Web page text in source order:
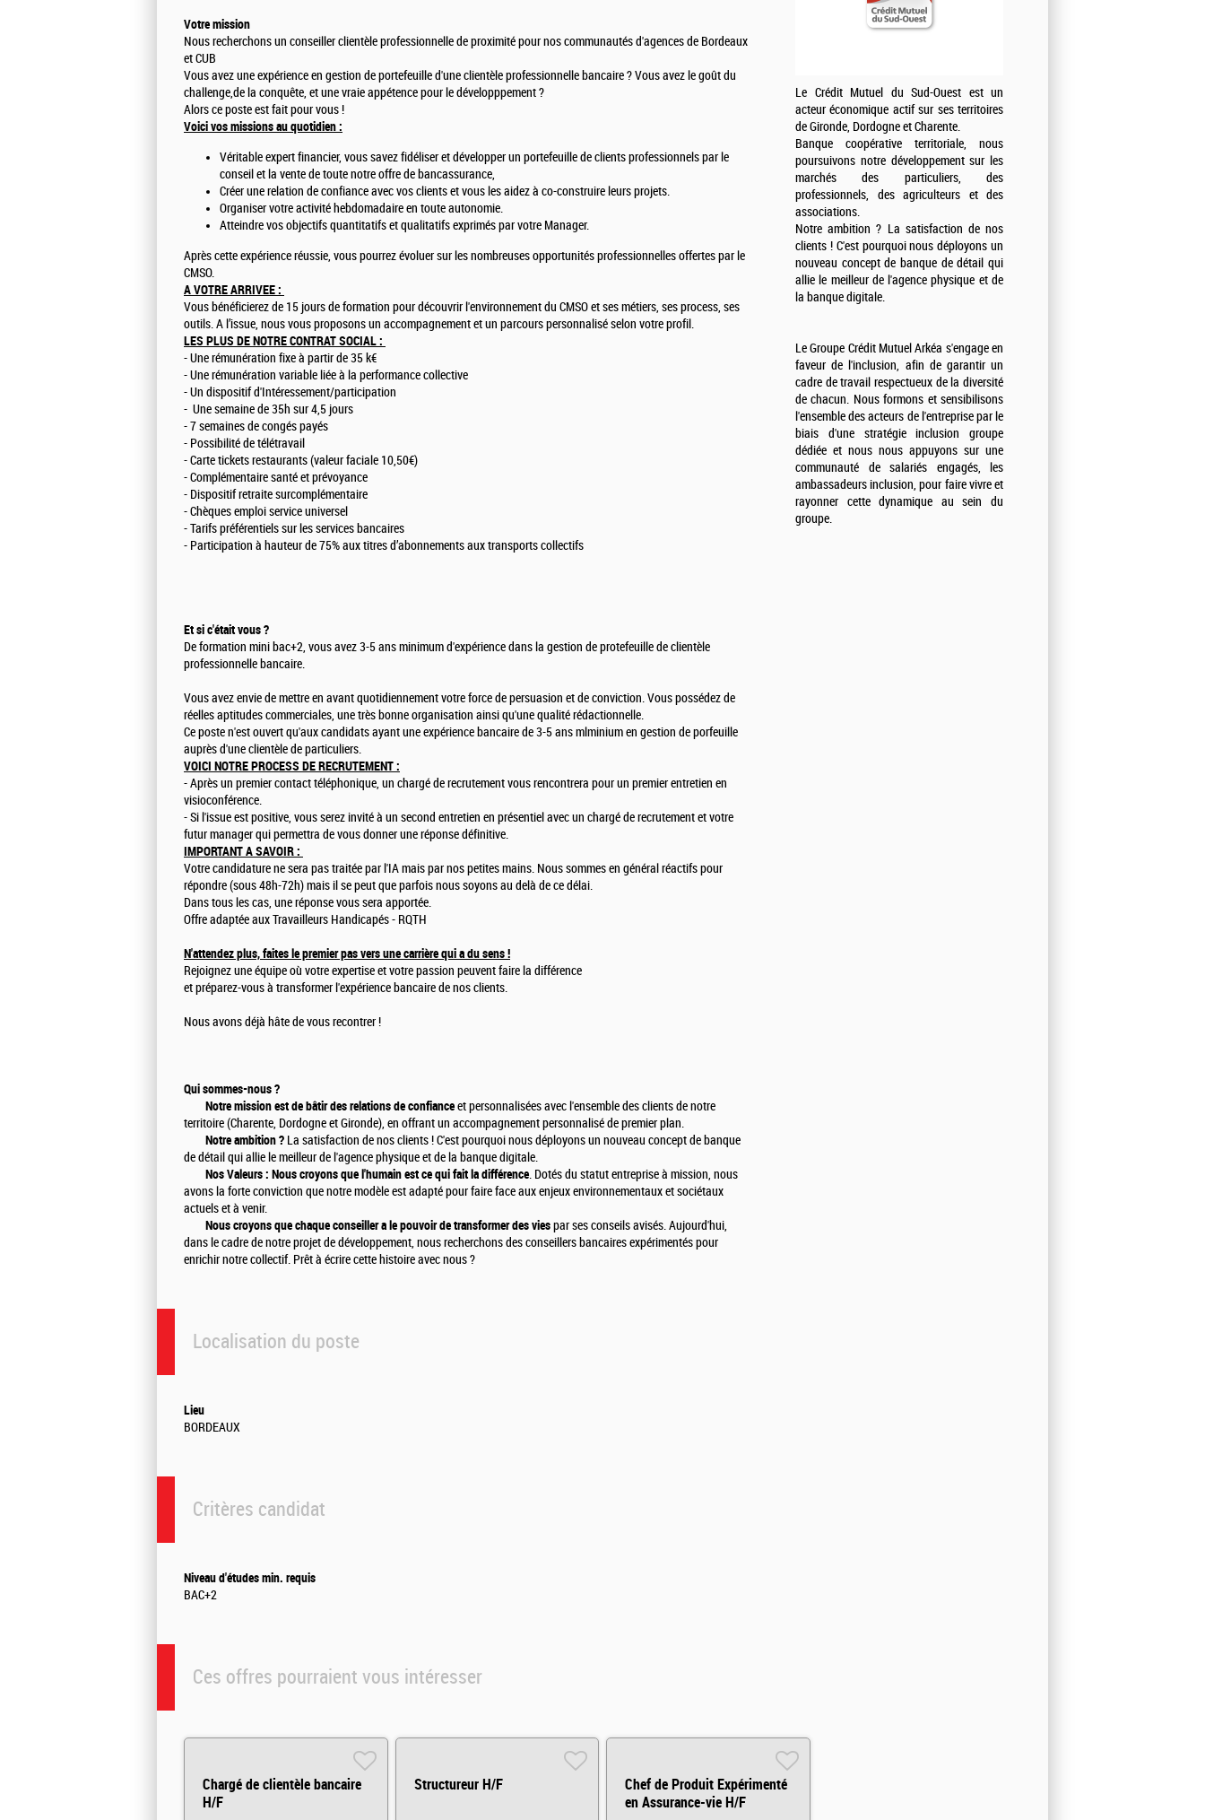
Votre mission
Nous recherchons un conseiller clientèle professionnelle de proximité pour nos communautés d'agences de Bordeaux
et CUB
Vous avez une expérience en gestion de portefeuille d'une clientèle professionnelle bancaire ? Vous avez le goût du
challenge,de la conquête, et une vraie appétence pour le développpement ?
Alors ce poste est fait pour vous !
Voici vos missions au quotidien :
Véritable expert financier, vous savez fidéliser et développer un portefeuille de clients professionnels par le
conseil et la vente de toute notre offre de bancassurance,
Créer une relation de confiance avec vos clients et vous les aidez à co-construire leurs projets.
Organiser votre activité hebdomadaire en toute autonomie.
Atteindre vos objectifs quantitatifs et qualitatifs exprimés par votre Manager.
Après cette expérience réussie, vous pourrez évoluer sur les nombreuses opportunités professionnelles offertes par le
CMSO.
A VOTRE ARRIVEE :
Vous bénéficierez de 15 jours de formation pour découvrir l'environnement du CMSO et ses métiers, ses process, ses
outils. A l’issue, nous vous proposons un accompagnement et un parcours personnalisé selon votre profil.
LES PLUS DE NOTRE CONTRAT SOCIAL :
- Une rémunération fixe à partir de 35 k€
- Une rémunération variable liée à la performance collective
- Un dispositif d'Intéressement/participation
- Une semaine de 35h sur 4,5 jours
- 7 semaines de congés payés
- Possibilité de télétravail
- Carte tickets restaurants (valeur faciale 10,50€)
- Complémentaire santé et prévoyance
- Dispositif retraite surcomplémentaire
- Chèques emploi service universel
- Tarifs préférentiels sur les services bancaires
- Participation à hauteur de 75% aux titres d’abonnements aux transports collectifs
Et si c'était vous ?
De formation mini bac+2, vous avez 3-5 ans minimum d'expérience dans la gestion de protefeuille de clientèle
professionnelle bancaire.
Vous avez envie de mettre en avant quotidiennement votre force de persuasion et de conviction. Vous possédez de
réelles aptitudes commerciales, une très bonne organisation ainsi qu'une qualité rédactionnelle.
Ce poste n'est ouvert qu'aux candidats ayant une expérience bancaire de 3-5 ans mlminium en gestion de porfeuille
auprès d'une clientèle de particuliers.
VOICI NOTRE PROCESS DE RECRUTEMENT :
- Après un premier contact téléphonique, un chargé de recrutement vous rencontrera pour un premier entretien en
visioconférence.
- Si l'issue est positive, vous serez invité à un second entretien en présentiel avec un chargé de recrutement et votre
futur manager qui permettra de vous donner une réponse définitive.
IMPORTANT A SAVOIR :
Votre candidature ne sera pas traitée par l'IA mais par nos petites mains. Nous sommes en général réactifs pour
répondre (sous 48h-72h) mais il se peut que parfois nous soyons au delà de ce délai.
Dans tous les cas, une réponse vous sera apportée.
Offre adaptée aux Travailleurs Handicapés - RQTH
N'attendez plus, faites le premier pas vers une carrière qui a du sens !
Rejoignez une équipe où votre expertise et votre passion peuvent faire la différence
et préparez-vous à transformer l'expérience bancaire de nos clients.
Nous avons déjà hâte de vous recontrer !
Qui sommes-nous ?
Notre mission est de bâtir des relations de confianceet personnalisées avec l'ensemble des clients de notre
territoire (Charente, Dordogne et Gironde), en offrant un accompagnement personnalisé de premier plan.
Notre ambition ? La satisfaction de nos clients ! C'est pourquoi nous déployons un nouveau concept de banque
de détail qui allie le meilleur de l'agence physique et de la banque digitale.
Nos Valeurs : Nous croyons que l'humain est ce qui fait la différence. Dotés du statut entreprise à mission, nous
avons la forte conviction que notre modèle est adapté pour faire face aux enjeux environnementaux et sociétaux
actuels et à venir.
Nous croyons que chaque conseiller a le pouvoir de transformer des viespar ses conseils avisés. Aujourd'hui,
dans le cadre de notre projet de développement, nous recherchons des conseillers bancaires expérimentés pour
enrichir notre collectif. Prêt à écrire cette histoire avec nous ?
Localisation du poste
Lieu
BORDEAUX
Critères candidat
Niveau d'études min. requis
BAC+2
Le Crédit Mutuel du Sud-Ouest est un
acteur économique actif sur ses territoires
de Gironde, Dordogne et Charente.
Banque coopérative territoriale, nous
poursuivons notre développement sur les
marchés des particuliers, des
professionnels, des agriculteurs et des
associations.
Notre ambition ? La satisfaction de nos
clients ! C'est pourquoi nous déployons un
nouveau concept de banque de détail qui
allie le meilleur de l'agence physique et de
la banque digitale.
Le Groupe Crédit Mutuel Arkéa s'engage en
faveur de l'inclusion, afin de garantir un
cadre de travail respectueux de la diversité
de chacun. Nous formons et sensibilisons
l'ensemble des acteurs de l'entreprise par le
biais d'une stratégie inclusion groupe
dédiée et nous nous appuyons sur une
communauté de salariés engagés, les
ambassadeurs inclusion, pour faire vivre et
rayonner cette dynamique au sein du
groupe.
Ces offres pourraient vous intéresser
Chargé de clientèle bancaire
H/F
Structureur H/F
Chef de Produit Expérimenté
en Assurance-vie H/F